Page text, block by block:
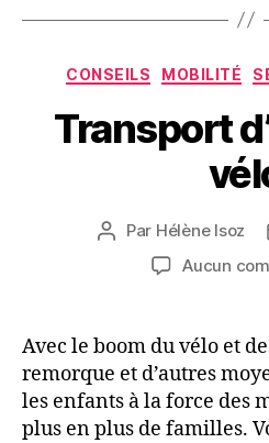
CONSEILS MOBILITÉ
Transport
Auteur
l’article
Par Hélène Isoz
Aucun
Avec le boom du vélo et
remorque et d’autres
les enfants à la force des
plus en plus de familles.